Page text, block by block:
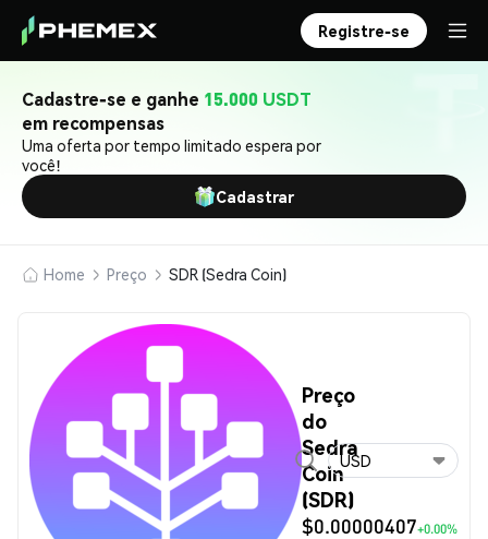
Registre-se
Cadastre-se e ganhe 15.000 USDT
em recompensas
Uma oferta por tempo limitado espera por
você!
Cadastrar
Home Preço SDR (Sedra Coin)
Preço
do
Sedra
Coin
(SDR)
$0.00000407+0.00%
USD